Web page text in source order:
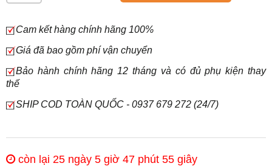
Cam kết hàng chính hãng 100%
Giá đã bao gồm phí vận chuyển
Bảo hành chính hãng 12 tháng và có đủ phụ kiện thay
thế
SHIP COD TOÀN QUỐC - 0937 679 272 (24/7)
còn lại 25 ngày 5 giờ 47 phút 53 giây